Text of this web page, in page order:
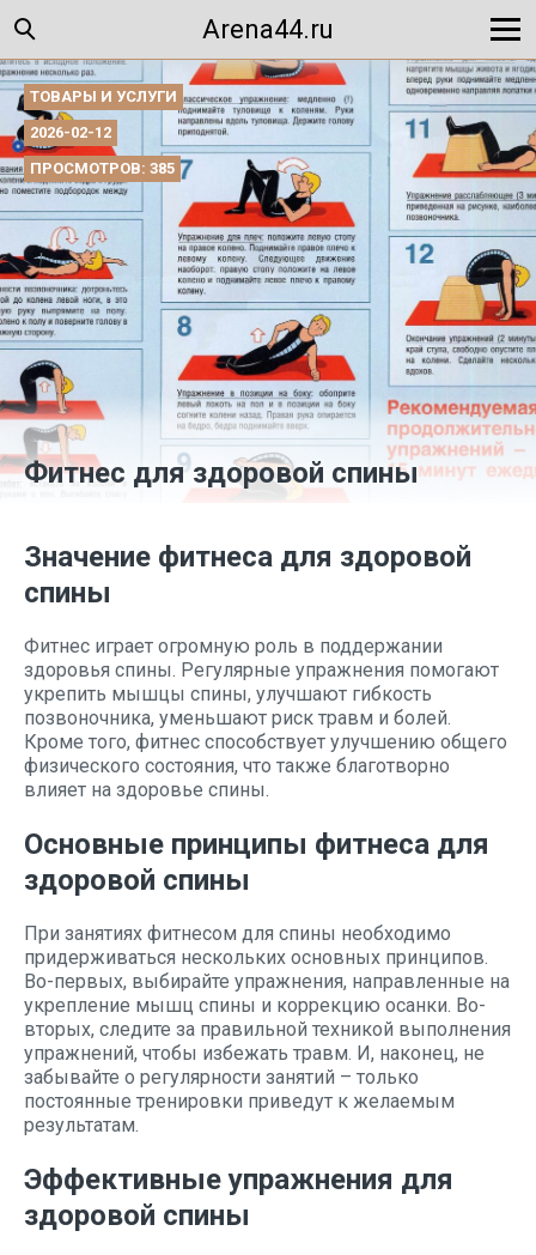
Arena44.ru
ТОВАРЫ И УСЛУГИ
2026-02-12
ПРОСМОТРОВ: 385
Фитнес для здоровой спины
Значение фитнеса для здоровой
спины
Фитнес играет огромную роль в поддержании
здоровья спины. Регулярные упражнения помогают
укрепить мышцы спины, улучшают гибкость
позвоночника, уменьшают риск травм и болей.
Кроме того, фитнес способствует улучшению общего
физического состояния, что также благотворно
влияет на здоровье спины.
Основные принципы фитнеса для
здоровой спины
При занятиях фитнесом для спины необходимо
придерживаться нескольких основных принципов.
Во-первых, выбирайте упражнения, направленные на
укрепление мышц спины и коррекцию осанки. Во-
вторых, следите за правильной техникой выполнения
упражнений, чтобы избежать травм. И, наконец, не
забывайте о регулярности занятий – только
постоянные тренировки приведут к желаемым
результатам.
Эффективные упражнения для
здоровой спины